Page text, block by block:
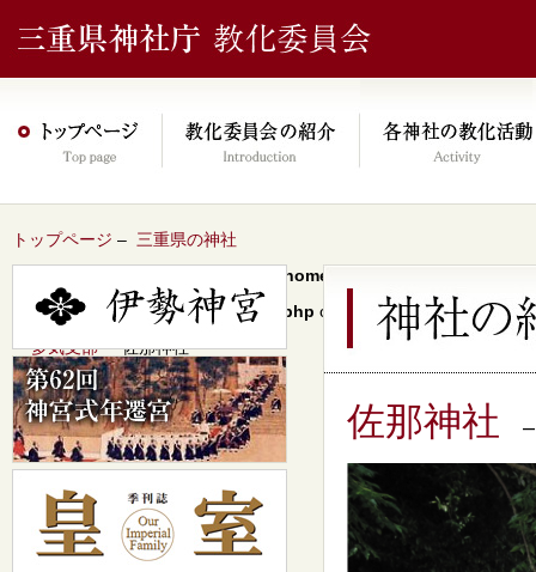
トップページ – 三重県の神社
/home/xs046278/mie-
content/themes/jinja2022/header.php on line
64
–多気支部– 佐那神社
佐那神社